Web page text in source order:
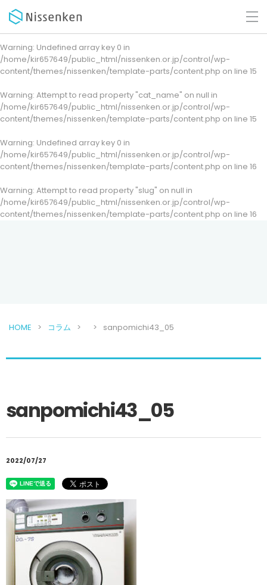
Warning: Undefined array key 0 in
/home/kir657649/public_html/nissenken.or.jp/control/wp-
content/themes/nissenken/template-parts/content.php on line 15
Warning: Attempt to read property "cat_name" on null in
/home/kir657649/public_html/nissenken.or.jp/control/wp-
content/themes/nissenken/template-parts/content.php on line 15
Warning: Undefined array key 0 in
/home/kir657649/public_html/nissenken.or.jp/control/wp-
content/themes/nissenken/template-parts/content.php on line 16
Warning: Attempt to read property "slug" on null in
/home/kir657649/public_html/nissenken.or.jp/control/wp-
content/themes/nissenken/template-parts/content.php on line 16
HOME コラム sanpomichi43_05
sanpomichi43_05
2022/07/27